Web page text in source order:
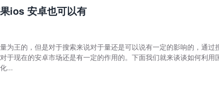
ios 安卓也可以有
为王的，但是对于搜索来说对于量还是可以说有一定的影响的，通过
于现在的安卓市场还是有一定的作用的。下面我们就来谈谈如何利用
...